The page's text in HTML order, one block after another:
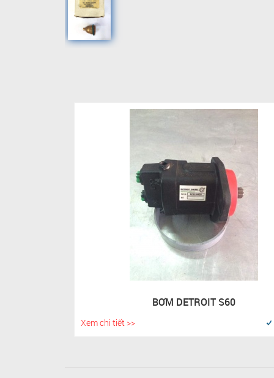
BƠM DETROIT S60
Xem chi tiết >>